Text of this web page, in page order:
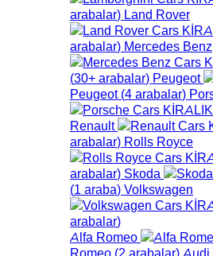
arabalar) Land Rover
arabalar) Mercedes Benz
(30+ arabalar) Peugeot
Peugeot (4 arabalar)
Renault
arabalar) Rolls Royce
arabalar) Skoda
(1 araba) Volkswagen
arabalar)
Alfa Romeo